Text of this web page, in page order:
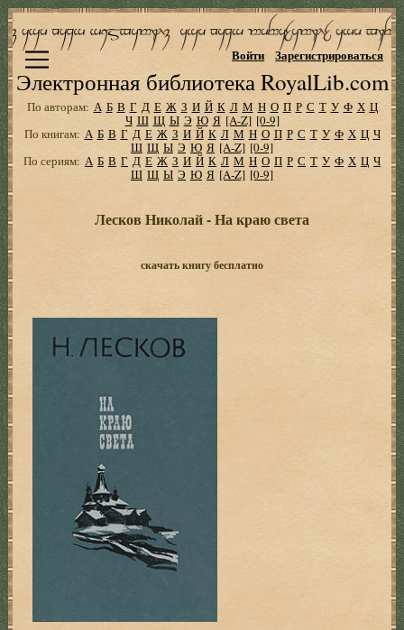
Электронная библиотека RoyalLib.com
Войти Зарегистрироваться
По авторам: А Б В Г Д Е Ж З И Й К Л М Н О П Р С Т У Ф Х Ц
Ч Ш Щ Ы Э Ю Я [A-Z] [0-9]
По книгам: А Б В Г Д Е Ж З И Й К Л М Н О П Р С Т У Ф Х Ц Ч
Ш Щ Ы Э Ю Я [A-Z] [0-9]
По сериям: А Б В Г Д Е Ж З И Й К Л М Н О П Р С Т У Ф Х Ц Ч
Ш Щ Ы Э Ю Я [A-Z] [0-9]
Лесков Николай - На краю света
скачать книгу бесплатно